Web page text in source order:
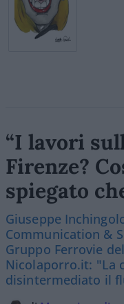
“I lavori
Firenze?
spiegato
Giuseppe
Communication &
Gruppo Ferrovie
Nicolaporro.it: "La
disintermediato il